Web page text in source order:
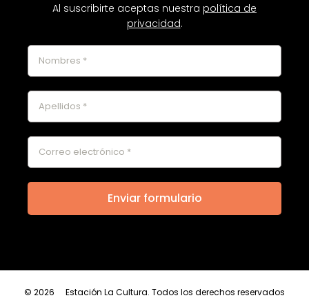
Al suscribirte aceptas nuestra política de
privacidad.
© 2026 Estación La Cultura. Todos los derechos reservados